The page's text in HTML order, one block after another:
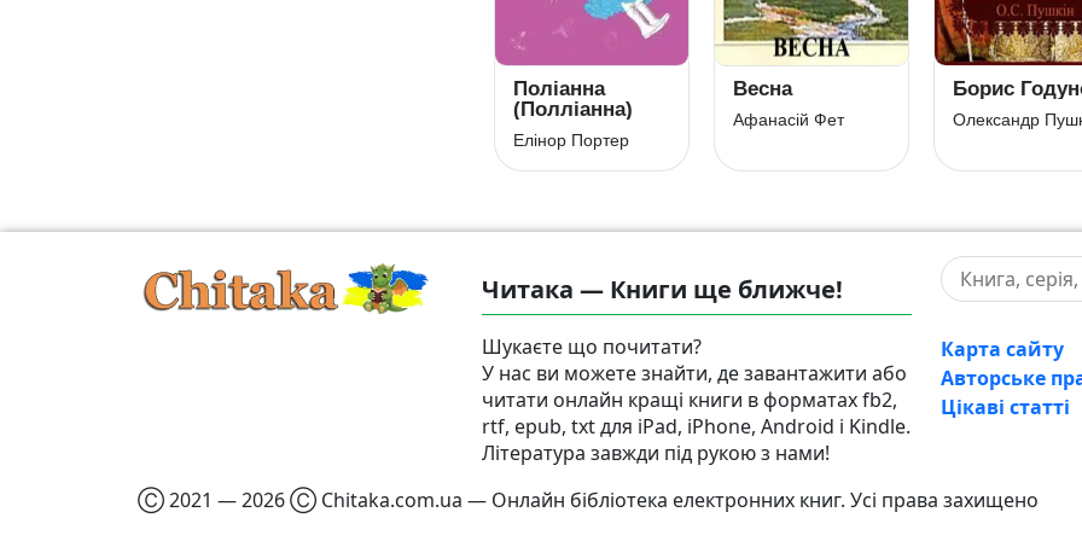
Поліанна
(Полліанна)
Елінор Портер
Весна
Афанасій Фет
Борис
Олександр
Читака — Книги ще ближче!
Шукаєте що почитати?
У нас ви можете знайти, де завантажити або
читати онлайн кращі книги в форматах fb2,
rtf, epub, txt для iPad, iPhone, Android і Kindle.
Література завжди під рукою з нами!
Карта сайту
Авторське
Цікаві статті
Ⓒ 2021 — 2026 Ⓒ Chitaka.com.ua — Онлайн бібліотека електронних книг. Усі права захищено